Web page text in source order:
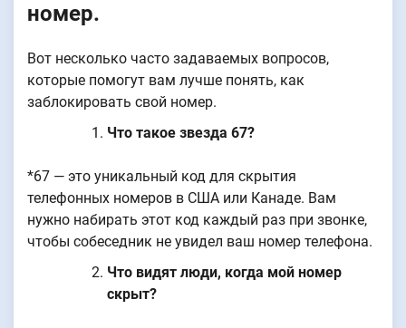
номер.
Вот несколько часто задаваемых вопросов,
которые помогут вам лучше понять, как
заблокировать свой номер.
Что такое звезда 67?
*67 — это уникальный код для скрытия
телефонных номеров в США или Канаде. Вам
нужно набирать этот код каждый раз при звонке,
чтобы собеседник не увидел ваш номер телефона.
Что видят люди, когда мой номер
скрыт?